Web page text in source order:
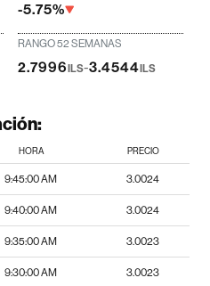
-5.75%
RANGO 52 SEMANAS
2.7996 ILS-3.4544 ILS
HORA PRECIO
9:45:00 AM 3.0024
9:40:00 AM 3.0024
9:35:00 AM 3.0023
9:30:00 AM 3.0023